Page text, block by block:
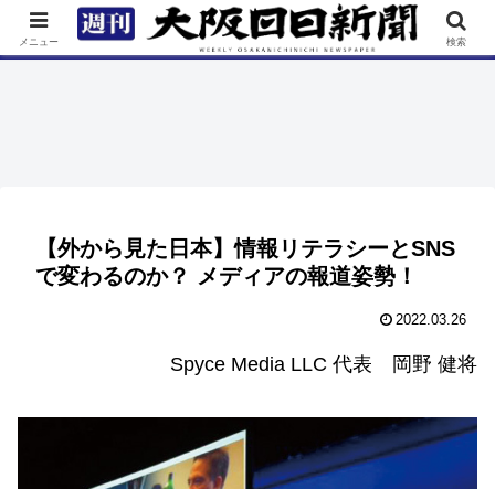
TOP 特集 ニュース 連載 街ネタ イベント
【外から見た日本】情報リテラシーとSNS
で変わるのか？ メディアの報道姿勢！
2022.03.26
Spyce Media LLC 代表 岡野 健将
メニュー 検索